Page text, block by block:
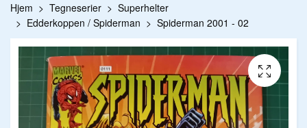
Hjem Tegneserier
Superhelter
Edderkoppen / Spiderman
Spiderman 2001 - 02